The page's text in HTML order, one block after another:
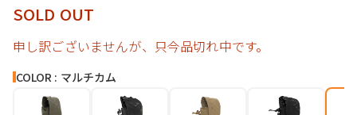
SOLD OUT
申し訳ございませんが、只今品切れ中です。
COLOR : マルチカム